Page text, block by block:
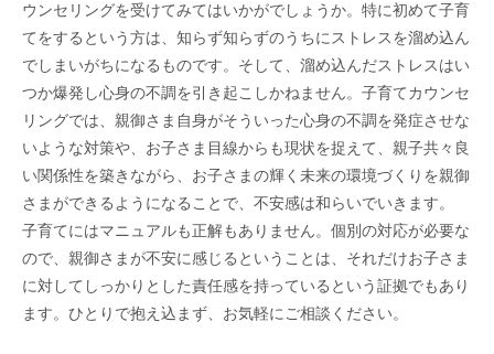
ウンセリングを受けてみてはいかがでしょうか。特に初めて子育
てをするという方は、知らず知らずのうちにストレスを溜め込ん
でしまいがちになるものです。そして、溜め込んだストレスはい
つか爆発し心身の不調を引き起こしかねません。子育てカウンセ
リングでは、親御さま自身がそういった心身の不調を発症させな
いような対策や、お子さま目線からも現状を捉えて、親子共々良
い関係性を築きながら、お子さまの輝く未来の環境づくりを親御
さまができるようになることで、不安感は和らいでいきます。
子育てにはマニュアルも正解もありません。個別の対応が必要な
ので、親御さまが不安に感じるということは、それだけお子さま
に対してしっかりとした責任感を持っているという証拠でもあり
ます。ひとりで抱え込まず、お気軽にご相談ください。